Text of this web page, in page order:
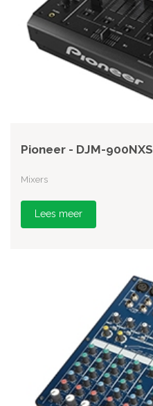
Pioneer - DJM-900NXS
Mixers
Lees meer